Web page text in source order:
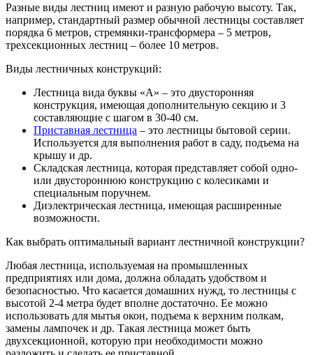
Разные виды лестниц имеют и разную рабочую высоту. Так,
например, стандартный размер обычной лестницы составляет
порядка 6 метров, стремянки-трансформера – 5 метров,
трехсекционных лестниц – более 10 метров.
Виды лестничных конструкций:
Лестница вида буквы «А» – это двусторонняя
конструкция, имеющая дополнительную секцию и 3
составляющие с шагом в 30-40 см.
Приставная лестница – это лестницы бытовой серии.
Используется для выполнения работ в саду, подъема на
крышу и др.
Складская лестница, которая представляет собой одно-
или двустороннюю конструкцию с колесиками и
специальным поручнем.
Диэлектрическая лестница, имеющая расширенные
возможности.
Как выбрать оптимальный вариант лестничной конструкции?
Любая лестница, используемая на промышленных
предприятиях или дома, должна обладать удобством и
безопасностью. Что касается домашних нужд, то лестницы с
высотой 2-4 метра будет вполне достаточно. Ее можно
использовать для мытья окон, подъема к верхним полкам,
замены лампочек и др. Такая лестница может быть
двухсекционной, которую при необходимости можно